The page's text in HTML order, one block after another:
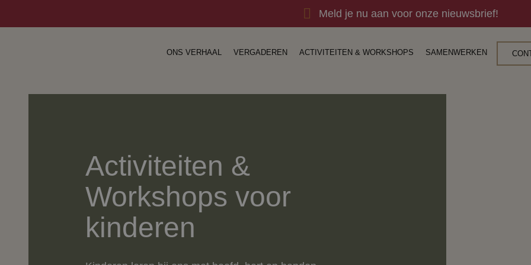
Meld je nu aan voor onze nieuwsbrief!
ONS VERHAAL VERGADEREN ACTIVITEITEN & WORKSHOPS SAMENWERKEN
Activiteiten &
Workshops voor
kinderen